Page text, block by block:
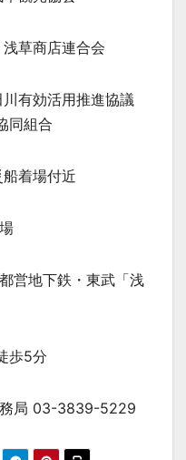
草商店連合会
有効活用推進協議
同組合
着場付近
営地下鉄・東武「浅
歩5分
務局 03-3839-5229